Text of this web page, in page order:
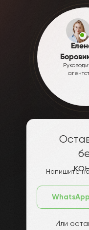
Напишите
Или
WhatsApp